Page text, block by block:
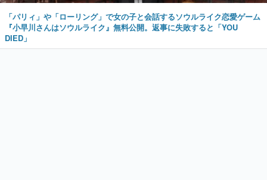
「パリィ」や「ローリング」で女の子と会話するソウルライク恋愛ゲーム
『小早川さんはソウルライク』無料公開。返事に失敗すると「YOU
DIED」